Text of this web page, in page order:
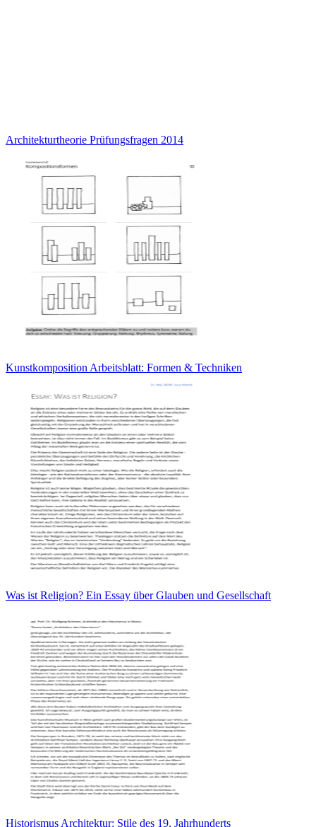
Architekturtheorie Prüfungsfragen 2014
Kunstkomposition Arbeitsblatt: Formen & Techniken
Was ist Religion? Ein Essay über Glauben und Gesellschaft
Historismus Architektur: Stile des 19. Jahrhunderts